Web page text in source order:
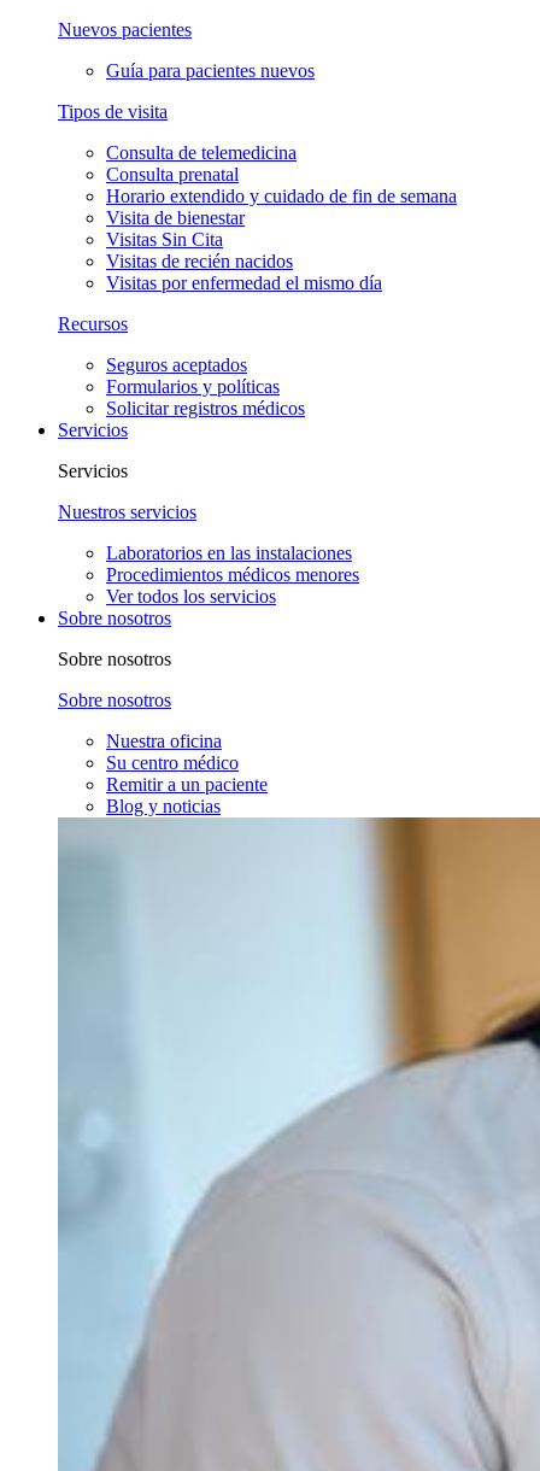
Nuevos pacientes
Guía para pacientes nuevos
Tipos de visita
Consulta de telemedicina
Consulta prenatal
Horario extendido y cuidado de fin de semana
Visita de bienestar
Visitas Sin Cita
Visitas de recién nacidos
Visitas por enfermedad el mismo día
Recursos
Seguros aceptados
Formularios y políticas
Solicitar registros médicos
Servicios
Servicios
Nuestros servicios
Laboratorios en las instalaciones
Procedimientos médicos menores
Ver todos los servicios
Sobre nosotros
Sobre nosotros
Sobre nosotros
Nuestra oficina
Su centro médico
Remitir a un paciente
Blog y noticias